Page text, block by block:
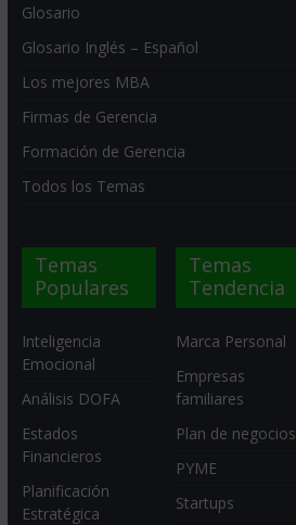
Glosario
Glosario Inglés – Español
Los mejores MBA
Firmas de Gerencia
Formación de Gerencia
Todos los Temas
Temas
Populares
Inteligencia
Emocional
Análisis DOFA
Estados
Financieros
Planificación
Estratégica
Temas
Tendencia
Marca Personal
Empresas
familiares
Plan de negocios
PYME
Startups